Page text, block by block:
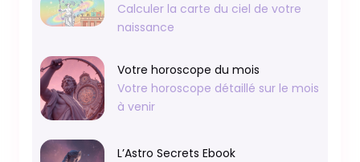
Calculer la carte du ciel de votre
naissance
Votre horoscope du mois
Votre horoscope détaillé sur le mois
à venir
L’Astro Secrets Ebook